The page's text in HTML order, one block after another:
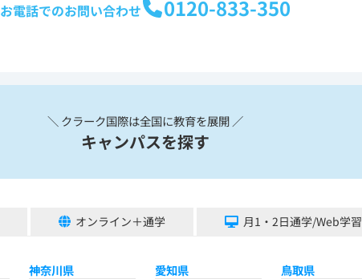
お電話でのお問い合わせ 0120-833-350
＼ クラーク国際は全国に教育を展開 ／
キャンパスを探す
オンライン＋通学 月1・2日通学/Web学習
神奈川県 愛知県 鳥取県